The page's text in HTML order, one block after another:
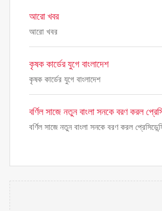
আরো খবর
আরো খবর
কৃষক কার্ডের যুগে বাংলাদেশ
কৃষক কার্ডের যুগে বাংলাদেশ
বর্ণিল সাজে নতুন বাংলা সনকে বরণ করল
বর্ণিল সাজে নতুন বাংলা সনকে বরণ করল